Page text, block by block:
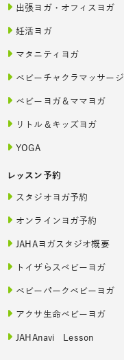
出張ヨガ・オフィスヨガ
妊活ヨガ
マタニティヨガ
ベビーチャクラマッサージ
ベビーヨガ＆ママヨガ
リトル＆キッズヨガ
YOGA
レッスン予約
スタジオヨガ予約
オンラインヨガ予約
JAHAヨガスタジオ概要
トイザらスベビーヨガ
ベビーパークベビーヨガ
アクサ生命ベビーヨガ
JAHAnavi Lesson